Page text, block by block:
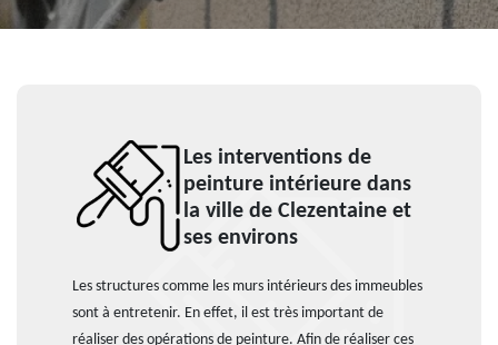
Les interventions de
peinture intérieure dans
la ville de Clezentaine et
ses environs
Les structures comme les murs intérieurs des immeubles
sont à entretenir. En effet, il est très important de
réaliser des opérations de peinture. Afin de réaliser ces